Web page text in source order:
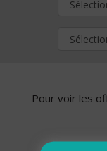
Pour voir les